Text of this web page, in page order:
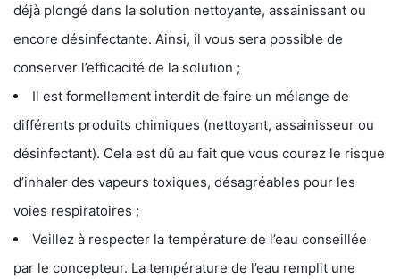
déjà plongé dans la solution nettoyante, assainissant ou
encore désinfectante. Ainsi, il vous sera possible de
conserver l’efficacité de la solution ;
Il est formellement interdit de faire un mélange de
différents produits chimiques (nettoyant, assainisseur ou
désinfectant). Cela est dû au fait que vous courez le risque
d’inhaler des vapeurs toxiques, désagréables pour les
voies respiratoires ;
Veillez à respecter la température de l’eau conseillée
par le concepteur. La température de l’eau remplit une